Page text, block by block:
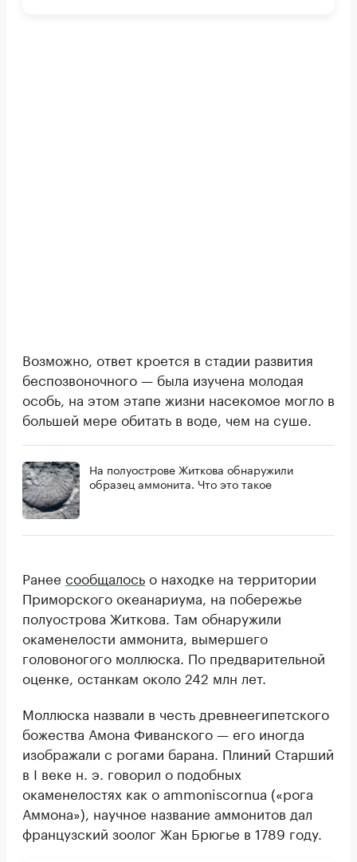
Возможно, ответ кроется в стадии развития
беспозвоночного — была изучена молодая
особь, на этом этапе жизни насекомое могло в
большей мере обитать в воде, чем на суше.
На полуострове Житкова обнаружили
образец аммонита. Что это такое
Ранее сообщалосьо находке на территории
Приморского океанариума, на побережье
полуострова Житкова. Там обнаружили
окаменелости аммонита, вымершего
головоногого моллюска. По предварительной
оценке, останкам около 242 млн лет.
Моллюска назвали в честь древнеегипетского
божества Амона Фиванского — его иногда
изображали с рогами барана. Плиний Старший
в I веке н. э. говорил о подобных
окаменелостях как о ammoniscornua («рога
Аммона»), научное название аммонитов дал
французский зоолог Жан Брюгье в 1789 году.